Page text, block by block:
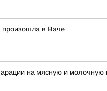
произошла в Ваче
на мясную и молочную